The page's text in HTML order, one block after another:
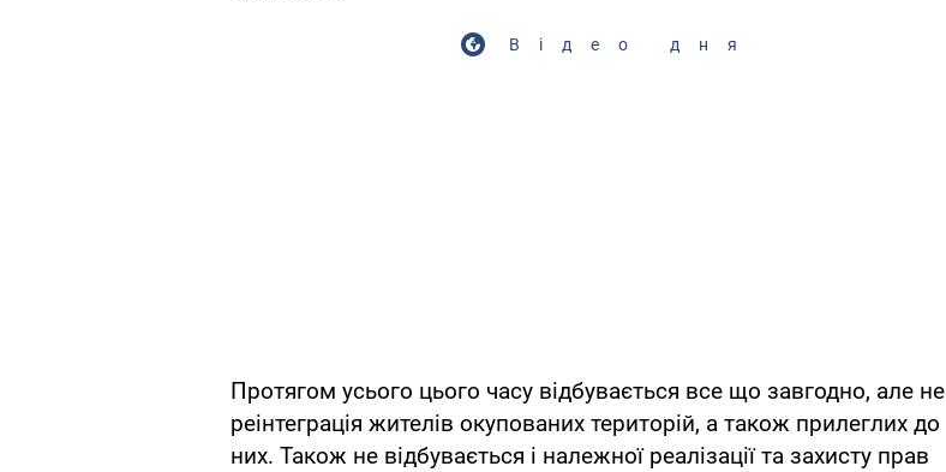
Відео дня
Протягом усього цього часу відбувається все що завгодно, але не
реінтеграція жителів окупованих територій, а також прилеглих до
них. Також не відбувається і належної реалізації та захисту прав